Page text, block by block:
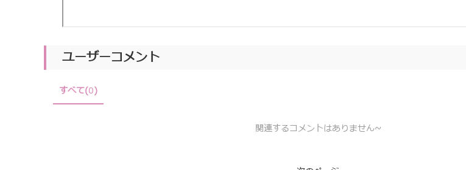
ユーザーコメント
すべて(0)
関連するコメントはありません~